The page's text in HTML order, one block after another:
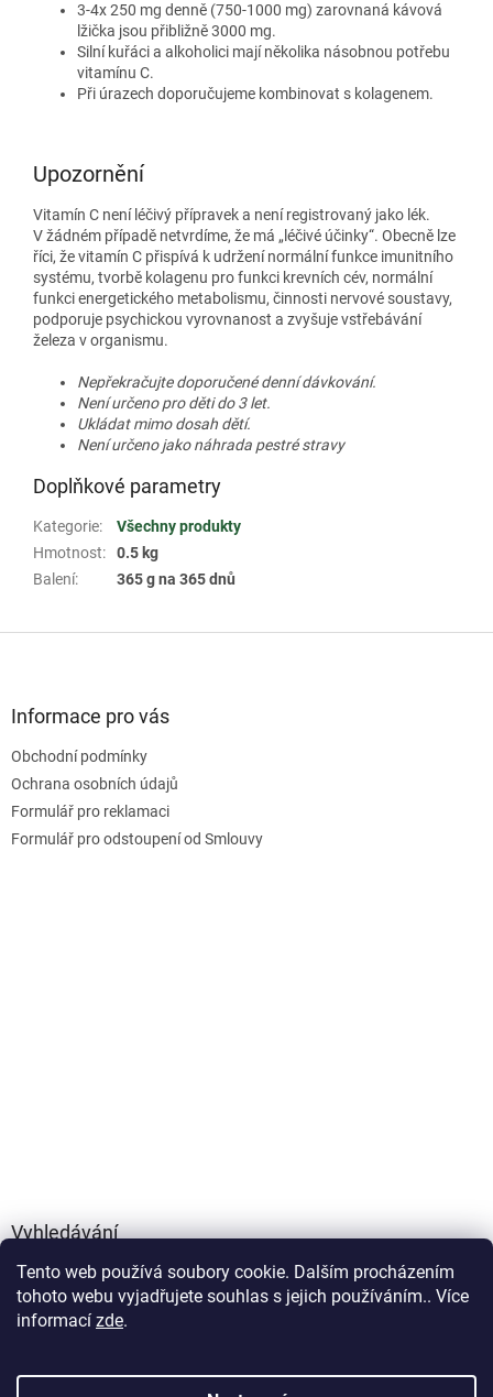
Tento web používá soubory cookie. Dalším procházením
tohoto webu vyjadřujete souhlas s jejich používáním.. Více
informací zde.
3-4x 250 mg denně (750-1000 mg) zarovnaná kávová
lžička jsou přibližně 3000 mg.
Silní kuřáci a alkoholici mají několika násobnou potřebu
vitamínu C.
Při úrazech doporučujeme kombinovat s kolagenem.
Upozornění
Vitamín C není léčivý přípravek a není registrovaný jako lék.
V žádném případě netvrdíme, že má „léčivé účinky“. Obecně lze
říci, že vitamín C přispívá k udržení normální funkce imunitního
systému, tvorbě kolagenu pro funkci krevních cév, normální
funkci energetického metabolismu, činnosti nervové soustavy,
podporuje psychickou vyrovnanost a zvyšuje vstřebávání
železa v organismu.
Nepřekračujte doporučené denní dávkování.
Není určeno pro děti do 3 let.
Ukládat mimo dosah dětí.
Není určeno jako náhrada pestré stravy
Doplňkové parametry
Kategorie:
Všechny produkty
Hmotnost:
0.5 kg
Balení: 365 g na 365 dnů
Informace pro vás
Obchodní podmínky
Ochrana osobních údajů
Formulář pro reklamaci
Formulář pro odstoupení od Smlouvy
Vyhledávání
HLEDAT